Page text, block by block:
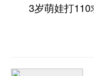
3岁萌娃打